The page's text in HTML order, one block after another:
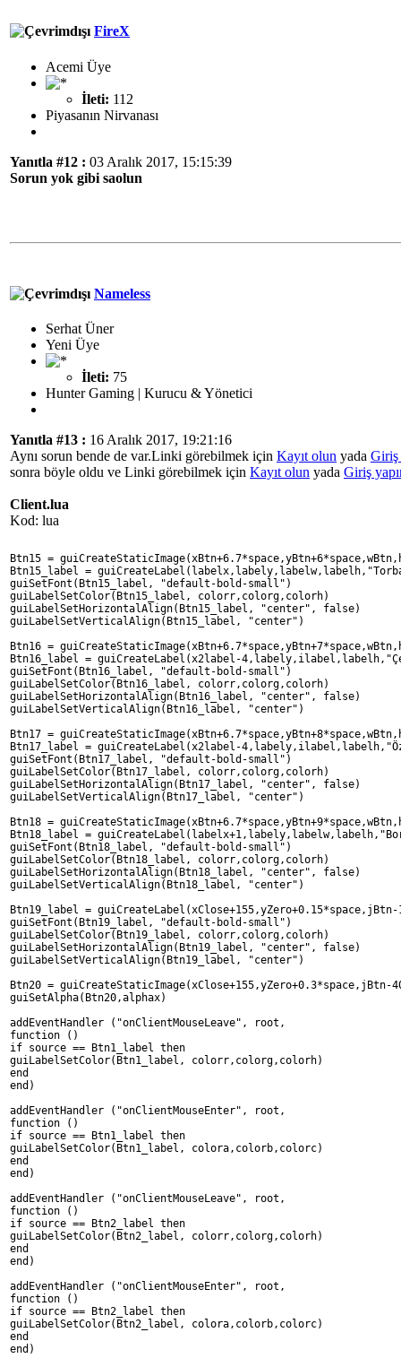
FireX
Acemi Üye
İleti: 112
Piyasanın Nirvanası
Yanıtla #12 : 03 Aralık 2017, 15:15:39
Sorun yok gibi saolun
Nameless
Serhat Üner
Yeni Üye
İleti: 75
Hunter Gaming | Kurucu & Yönetici
Yanıtla #13 : 16 Aralık 2017, 19:21:16
Aynı sorun bende de var.Linki görebilmek için Kayıt olun yada Giriş
sonra böyle oldu ve Linki görebilmek için Kayıt olun yada Giriş
Client.lua
Kod: lua
Btn15 =
Btn15_label =
guiSetFont(Btn15_label, "default-bold-small")
guiLabelSetColor(Btn15_label, colorr,colorg,colorh)
guiLabelSetHorizontalAlign(Btn15_label, "center", false)
guiLabelSetVerticalAlign(Btn15_label, "center")
Btn16 =
Btn16_label = guiCreateLabel(x2label-
guiSetFont(Btn16_label, "default-bold-small")
guiLabelSetColor(Btn16_label, colorr,colorg,colorh)
guiLabelSetHorizontalAlign(Btn16_label, "center", false)
guiLabelSetVerticalAlign(Btn16_label, "center")
Btn17 =
Btn17_label = guiCreateLabel(x2label-
guiSetFont(Btn17_label, "default-bold-small")
guiLabelSetColor(Btn17_label, colorr,colorg,colorh)
guiLabelSetHorizontalAlign(Btn17_label, "center", false)
guiLabelSetVerticalAlign(Btn17_label, "center")
Btn18 =
Btn18_label =
guiSetFont(Btn18_label, "default-bold-small")
guiLabelSetColor(Btn18_label, colorr,colorg,colorh)
guiLabelSetHorizontalAlign(Btn18_label, "center", false)
guiLabelSetVerticalAlign(Btn18_label, "center")
Btn19_label =
guiSetFont(Btn19_label, "default-bold-small")
guiLabelSetColor(Btn19_label, colorr,colorg,colorh)
guiLabelSetHorizontalAlign(Btn19_label, "center", false)
guiLabelSetVerticalAlign(Btn19_label, "center")
Btn20 =
guiSetAlpha(Btn20,alphax)
addEventHandler ("onClientMouseLeave", root,
function ()
if source == Btn1_label then
guiLabelSetColor(Btn1_label, colorr,colorg,colorh)
end
end)
addEventHandler ("onClientMouseEnter", root,
function ()
if source == Btn1_label then
guiLabelSetColor(Btn1_label, colora,colorb,colorc)
end
end)
addEventHandler ("onClientMouseLeave", root,
function ()
if source == Btn2_label then
guiLabelSetColor(Btn2_label, colorr,colorg,colorh)
end
end)
addEventHandler ("onClientMouseEnter", root,
function ()
if source == Btn2_label then
guiLabelSetColor(Btn2_label, colora,colorb,colorc)
end
end)